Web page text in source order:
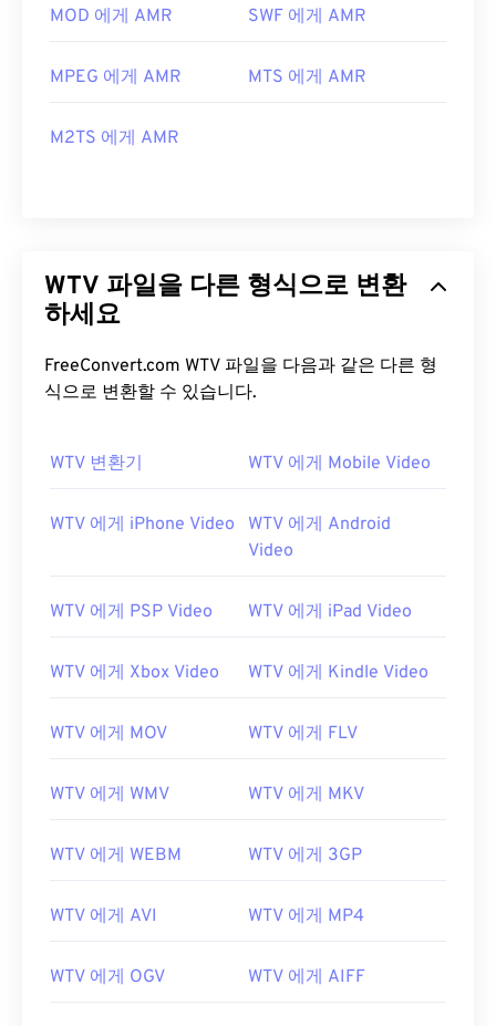
MOD 에게 AMR SWF 에게 AMR
MPEG 에게 AMR MTS 에게 AMR
M2TS 에게 AMR
WTV 파일을 다른 형식으로 변환
하세요
FreeConvert.com WTV 파일을 다음과 같은 다른 형
식으로 변환할 수 있습니다.
WTV 변환기 WTV 에게 Mobile Video
WTV 에게 iPhone Video
WTV 에게 Android
Video
WTV 에게 PSP Video WTV 에게 iPad Video
WTV 에게 Xbox Video WTV 에게 Kindle Video
WTV 에게 MOV WTV 에게 FLV
WTV 에게 WMV WTV 에게 MKV
WTV 에게 WEBM WTV 에게 3GP
WTV 에게 AVI WTV 에게 MP4
WTV 에게 OGV WTV 에게 AIFF